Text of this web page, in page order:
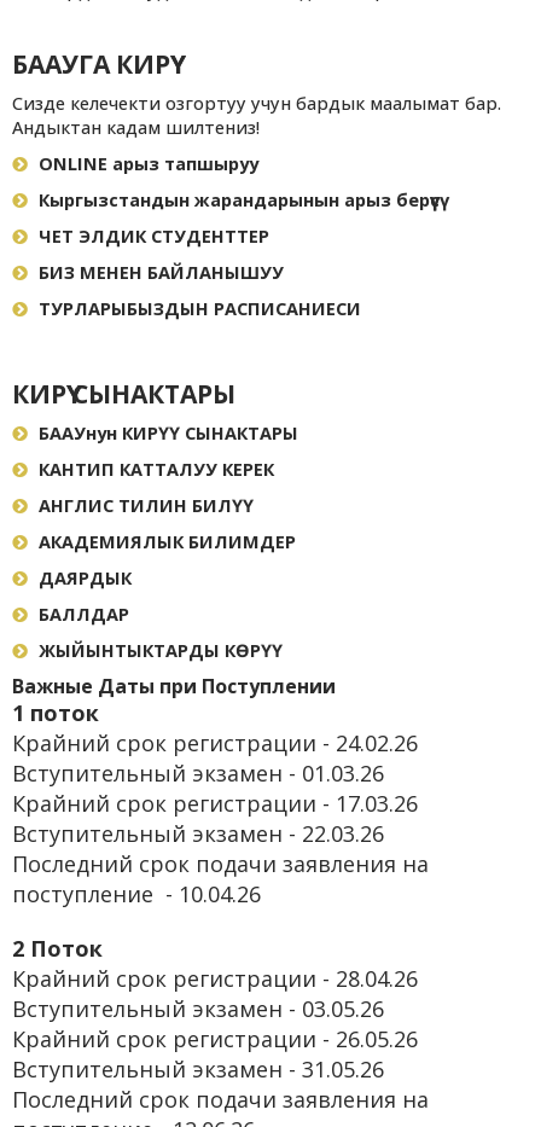
БААУГА КИРҮҮ
Сизде келечекти озгортуу учун бардык маалымат бар.
Андыктан кадам шилтениз!
ONLINE арыз тапшыруу
Кыргызстандын жарандарынын арыз берүүсү
ЧЕТ ЭЛДИК СТУДЕНТТЕР
БИЗ МЕНЕН БАЙЛАНЫШУУ
ТУРЛАРЫБЫЗДЫН РАСПИСАНИЕСИ
КИРҮҮ СЫНАКТАРЫ
БААУнун КИРҮҮ СЫНАКТАРЫ
КАНТИП КАТТАЛУУ КЕРЕК
АНГЛИС ТИЛИН БИЛҮҮ
АКАДЕМИЯЛЫК БИЛИМДЕР
ДАЯРДЫК
БАЛЛДАР
ЖЫЙЫНТЫКТАРДЫ КӨРҮҮ
Важные Даты при Поступлении
1 поток
Крайний срок регистрации - 24.02.26
Вступительный экзамен - 01.03.26
Крайний срок регистрации - 17.03.26
Вступительный экзамен - 22.03.26
Последний срок подачи заявления на
поступление - 10.04.26
2 Поток
Крайний срок регистрации - 28.04.26
Вступительный экзамен - 03.05.26
Крайний срок регистрации - 26.05.26
Вступительный экзамен - 31.05.26
Последний срок подачи заявления на